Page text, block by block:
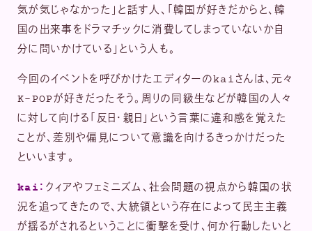
気が気じゃなかった」と話す人、「韓国が好きだからと、韓
国の出来事をドラマチックに消費してしまっていないか自
分に問いかけている」という人も。
今回のイベントを呼びかけたエディターのkaiさんは、元々
K-POPが好きだったそう。周りの同級生などが韓国の人々
に対して向ける「反日・親日」という言葉に違和感を覚えた
ことが、差別や偏見について意識を向けるきっかけだった
といいます。
kai： クィアやフェミニズム、社会問題の視点から韓国の状
況を追ってきたので、大統領という存在によって民主主義
が揺るがされるということに衝撃を受け、何か行動したいと